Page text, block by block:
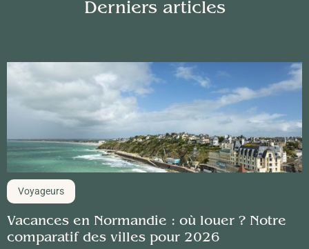
Derniers articles
Voyageurs
Vacances en Normandie : où louer ? Notre
comparatif des villes pour 2026